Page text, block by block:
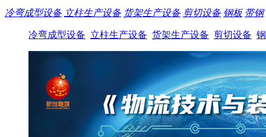
冷弯成型设备 立柱生产设备 货架生产设备 剪切设备 钢板 带钢
冷弯成型设备 立柱生产设备 货架生产设备 剪切设备